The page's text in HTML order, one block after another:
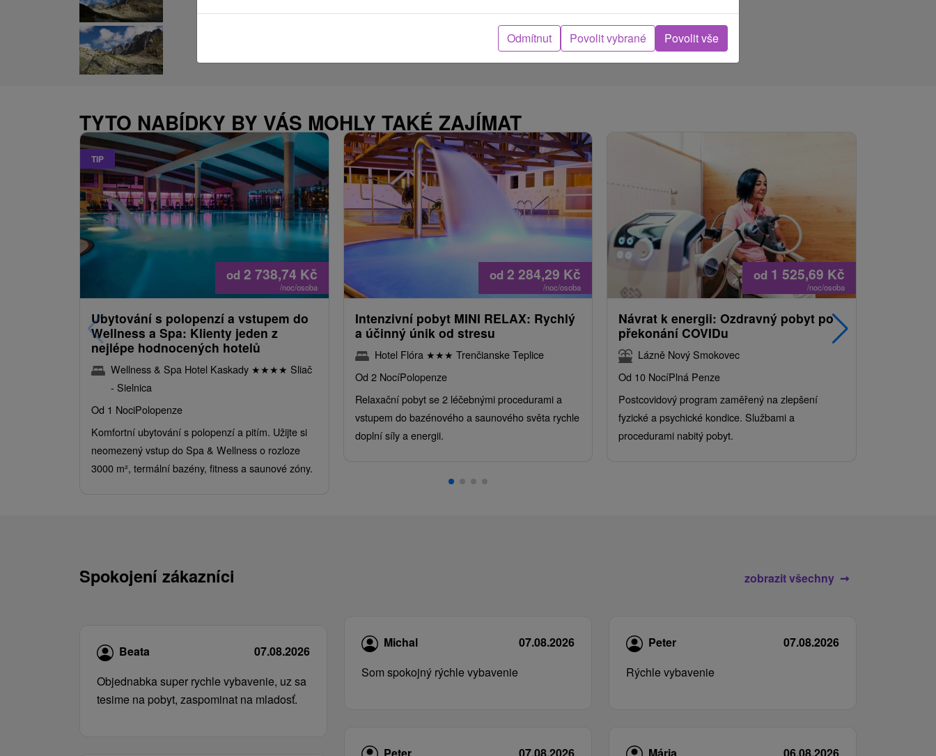
TYTO NABÍDKY BY VÁS MOHLY TAKÉ ZAJÍMAT
TIP
od 2 738,74 Kč
/noc/osoba
Ubytování s polopenzí a vstupem do
Wellness a Spa: Klienty jeden z
nejlépe hodnocených hotelů
Wellness & Spa Hotel Kaskady ★★★★ Sliač
- Sielnica
Od 1 NociPolopenze
Komfortní ubytování s polopenzí a pitím. Užijte si
neomezený vstup do Spa & Wellness o rozloze
3000 m², termální bazény, fitness a saunové zóny.
od 2 284,29 Kč
/noc/osoba
Intenzivní pobyt MINI RELAX: Rychlý
a účinný únik od stresu
Hotel Flóra ★★★ Trenčianske Teplice
Od 2 NocíPolopenze
Relaxační pobyt se 2 léčebnými procedurami a
vstupem do bazénového a saunového světa rychle
doplní síly a energii.
od 1 525,69 Kč
/noc/osoba
Návrat k energii: Ozdravný pobyt po
překonání COVIDu
Lázně Nový Smokovec
Od 10 NocíPlná Penze
Postcovidový program zaměřený na zlepšení
fyzické a psychické kondice. Službami a
procedurami nabitý pobyt.
Spokojení zákazníci zobrazit všechny
Beata
07.08.2026
Objednabka super rychle vybavenie, uz sa
tesime na pobyt, zaspominat na mladosť.
Michal
07.08.2026
Som spokojný rýchle vybavenie
Peter
07.08.2026
Rýchle vybavenie
Odmítnut Povolit vybrané Povolit vše